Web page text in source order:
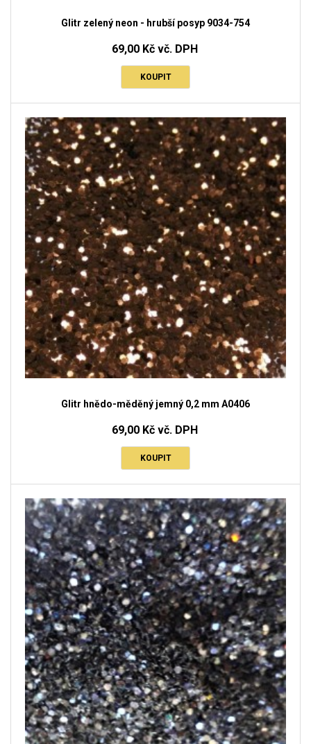
Glitr zelený neon - hrubší posyp 9034-754
69,00 Kč vč. DPH
KOUPIT
Glitr hnědo-měděný jemný 0,2 mm A0406
69,00 Kč vč. DPH
KOUPIT